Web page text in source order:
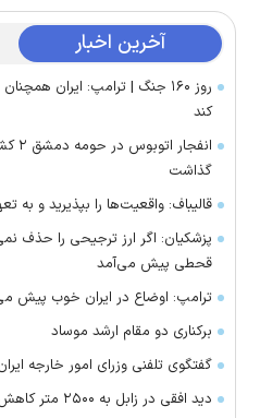
آخرین اخبار
روز ۱۶۰ جنگ | ترامپ: ایران
کند
گذاشت
قالیباف: واقعیت‌ها را بپذیرید و به
پزشکیان: اگر ارز ترجیحی را حذف
قحطی پیش می‌آمد
ترامپ: اوضاع در ایران خوب پیش
برکناری دو مقام ارشد موساد
گفتگوی تلفنی وزرای امور خارجه
دید افقی در زابل به ۲۵۰۰ متر کاهش یافت